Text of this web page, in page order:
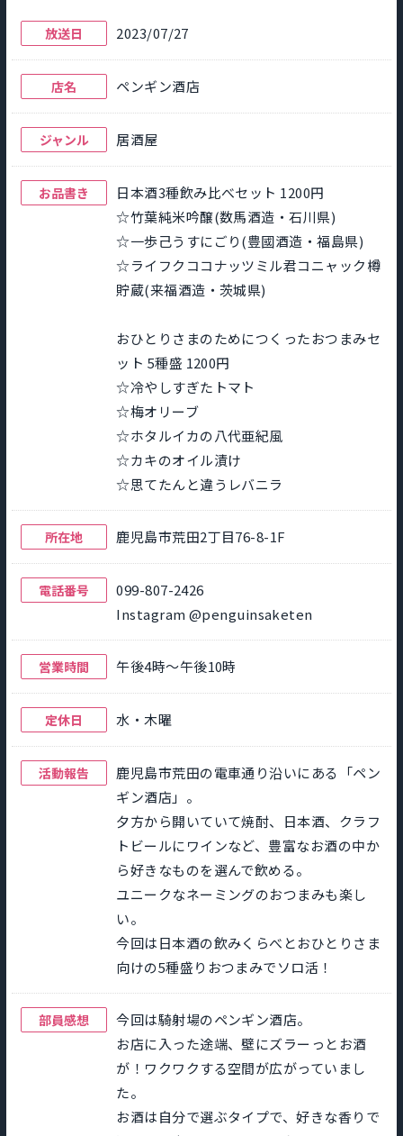
放送日 2023/07/27
店名 ペンギン酒店
ジャンル 居酒屋
お品書き
日本酒3種飲み比べセット 1200円
☆竹葉純米吟醸(数馬酒造・石川県)
☆一歩己うすにごり(豊國酒造・福島県)
☆ライフクココナッツミル君コニャック樽
貯蔵(来福酒造・茨城県)
おひとりさまのためにつくったおつまみセ
ット 5種盛 1200円
☆冷やしすぎたトマト
☆梅オリーブ
☆ホタルイカの八代亜紀風
☆カキのオイル漬け
☆思てたんと違うレバニラ
所在地 鹿児島市荒田2丁目76-8-1F
電話番号
099-807-2426
Instagram @penguinsaketen
営業時間 午後4時～午後10時
定休日 水・木曜
活動報告
鹿児島市荒田の電車通り沿いにある「ペン
ギン酒店」。
夕方から開いていて焼酎、日本酒、クラフ
トビールにワインなど、豊富なお酒の中か
ら好きなものを選んで飲める。
ユニークなネーミングのおつまみも楽し
い。
今回は日本酒の飲みくらべとおひとりさま
向けの5種盛りおつまみでソロ活！
部員感想
今回は騎射場のペンギン酒店。
お店に入った途端、壁にズラーっとお酒
が！ワクワクする空間が広がっていまし
た。
お酒は自分で選ぶタイプで、好きな香りで